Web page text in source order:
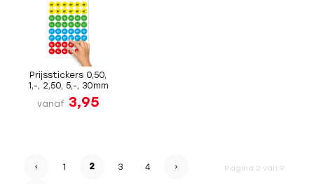
Prijsstickers 0,50,
1,-, 2,50, 5,-, 30mm
vanaf 3,95
Pagina 2 van 9
‹ 1 2 3 4 ›